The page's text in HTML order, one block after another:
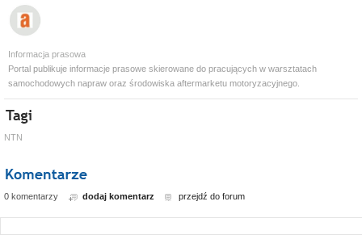
Informacja prasowa
Portal publikuje informacje prasowe skierowane do pracujących w warsztatach
samochodowych napraw oraz środowiska aftermarketu motoryzacyjnego.
NTN
0 komentarzy dodaj komentarz przejdź do forum